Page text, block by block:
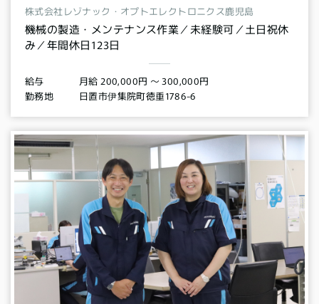
株式会社レゾナック・オプトエレクトロニクス鹿児島
機械の製造・メンテナンス作業／未経験可／土日祝休
み／年間休日123日
給与 月給 200,000円 〜 300,000円
勤務地 日置市伊集院町徳重1786-6